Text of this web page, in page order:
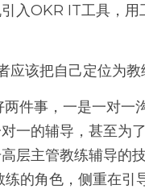
入OKR IT工具，
应该把自己定位为教
一的辅导，甚至为
层主管教练辅导的
的角色，侧重在引